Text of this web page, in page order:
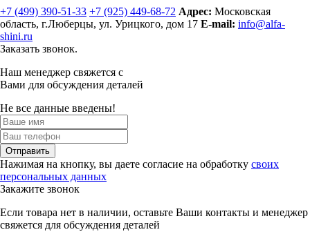
+7 (499) 390-51-33 +7 (925) 449-68-72 Адрес: Московская
область, г.Люберцы, ул. Урицкого, дом 17 E-mail: info@alfa-
shini.ru
Заказать звонок.
Наш менеджер свяжется с
Вами для обсуждения деталей
Не все данные введены!
Отправить
Нажимая на кнопку, вы даете согласие на обработку своих
персональных данных
Закажите звонок
Если товара нет в наличии, оставьте Ваши контакты и менеджер
свяжется для обсуждения деталей